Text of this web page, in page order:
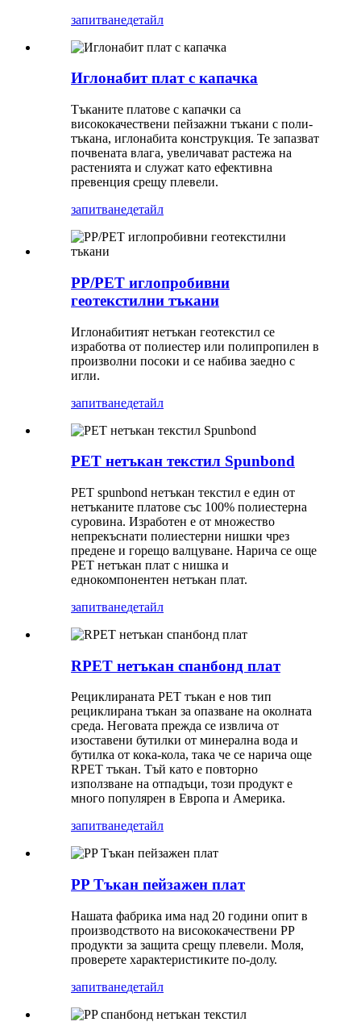
запитванедетайл
Иглонабит плат с капачка
Тъканите платове с капачки са
висококачествени пейзажни тъкани с поли-
тъкана, иглонабита конструкция. Те запазват
почвената влага, увеличават растежа на
растенията и служат като ефективна
превенция срещу плевели.
запитванедетайл
PP/PET иглопробивни
геотекстилни тъкани
Иглонабитият нетъкан геотекстил се
изработва от полиестер или полипропилен в
произволни посоки и се набива заедно с
игли.
запитванедетайл
PET нетъкан текстил Spunbond
PET spunbond нетъкан текстил е един от
нетъканите платове със 100% полиестерна
суровина. Изработен е от множество
непрекъснати полиестерни нишки чрез
предене и горещо валцуване. Нарича се още
PET нетъкан плат с нишка и
еднокомпонентен нетъкан плат.
запитванедетайл
RPET нетъкан спанбонд плат
Рециклираната PET тъкан е нов тип
рециклирана тъкан за опазване на околната
среда. Неговата прежда се извлича от
изоставени бутилки от минерална вода и
бутилка от кока-кола, така че се нарича още
RPET тъкан. Тъй като е повторно
използване на отпадъци, този продукт е
много популярен в Европа и Америка.
запитванедетайл
PP Тъкан пейзажен плат
Нашата фабрика има над 20 години опит в
производството на висококачествени PP
продукти за защита срещу плевели. Моля,
проверете характеристиките по-долу.
запитванедетайл